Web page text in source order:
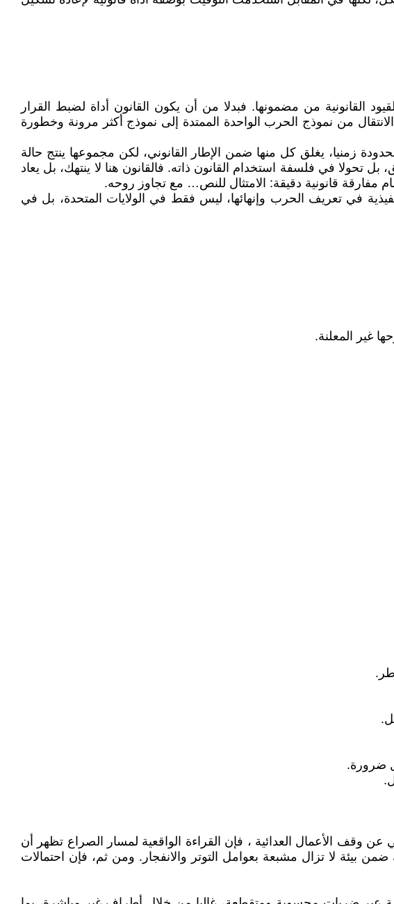
القانونية من مضمونها. فبدلا من أن يكون القانون أداة لضبط القرار
من نموذج الحرب الواحدة الممتدة إلى نموذج أكثر مرونة وخطورة
زمنيا، يغلق كل منها ضمن الإطار القانوني، لكن مجموعها ينتج حالة
في فلسفة استخدام القانون ذاته. فالقانون هنا لا ينتهك، بل يعاد
مفارقة قانونية دقيقة: الامتثال للنص… مع تجاوز روحه.
في تعريف الحرب وإنهائها، ليس فقط في الولايات المتحدة، بل في
غير المعلنة.
وقف الأعمال العدائية ، فإن القراءة الواقعية لمسار الصراع تظهر أن
بيئة لا تزال مشبعة بعوامل التوتر والانفجار. ومن ثم، فإن احتمالات